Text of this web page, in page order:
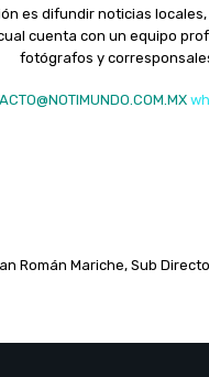
es difundir noticias
cuenta con un equipo
fotógrafos y
Román Mariche, Sub